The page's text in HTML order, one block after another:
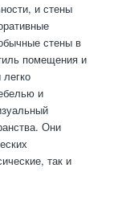
и стены
стены в
помещения и
и
Они
так и